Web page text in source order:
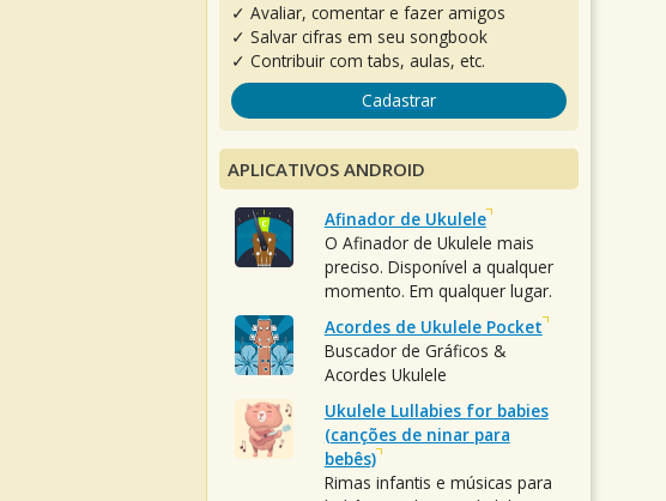
✓ Avaliar, comentar e fazer amigos
✓ Salvar cifras em seu songbook
✓ Contribuir com tabs, aulas, etc.
Cadastrar
APLICATIVOS ANDROID
Afinador de Ukulele
O Afinador de Ukulele mais
preciso. Disponível a qualquer
momento. Em qualquer lugar.
Acordes de Ukulele Pocket
Buscador de Gráficos &
Acordes Ukulele
Ukulele Lullabies for babies
(canções de ninar para
bebês)
Rimas infantis e músicas para